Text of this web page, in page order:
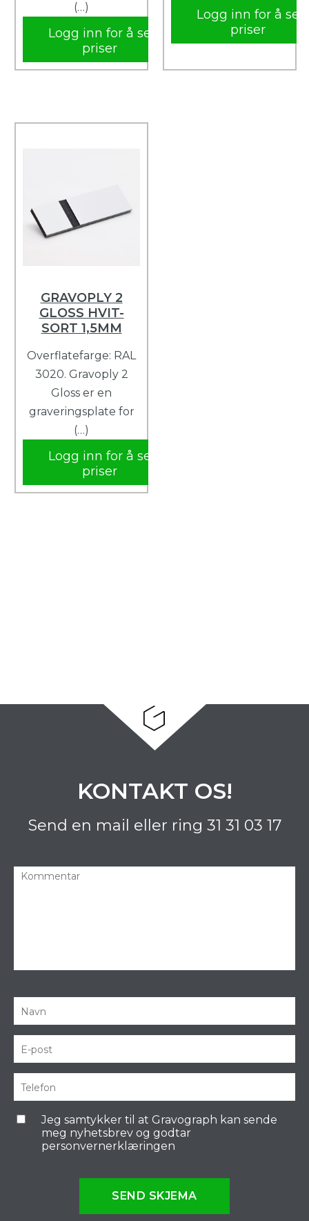
(…)
Logg inn for å se
priser
Logg inn for å se
priser
GRAVOPLY 2
GLOSS HVIT-
SORT 1,5MM
Overflatefarge: RAL
3020. Gravoply 2
Gloss er en
graveringsplate for
(…)
Logg inn for å se
priser
KONTAKT OS!
Send en mail eller ring 31 31 03 17
Jeg samtykker til at Gravograph kan sende
meg nyhetsbrev og godtar
personvernerklæringen
SEND SKJEMA